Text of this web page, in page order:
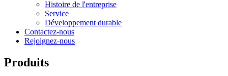
Histoire de l'entreprise
Service
Développement durable
Contactez-nous
Rejoignez-nous
Produits